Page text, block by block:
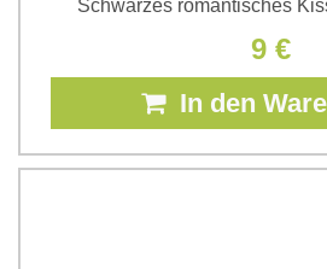
Schwarzes romantisches
9 €
In den